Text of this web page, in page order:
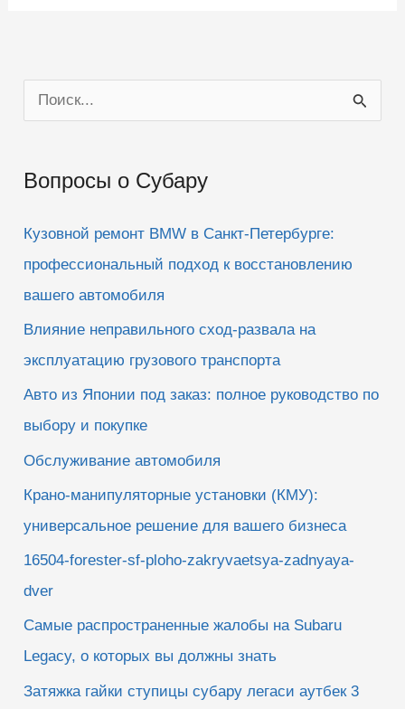
о
с
Вопросы о Субару
Кузовной ремонт BMW в Санкт-Петербурге:
профессиональный подход к восстановлению
вашего автомобиля
Влияние неправильного сход-развала на
эксплуатацию грузового транспорта
Авто из Японии под заказ: полное руководство по
выбору и покупке
Обслуживание автомобиля
Крано-манипуляторные установки (КМУ):
универсальное решение для вашего бизнеса
16504-forester-sf-ploho-zakryvaetsya-zadnyaya-
dver
Самые распространенные жалобы на Subaru
Legacy, о которых вы должны знать
Затяжка гайки ступицы субару легаси аутбек 3